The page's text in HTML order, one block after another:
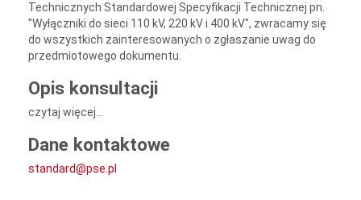
Technicznych Standardowej Specyfikacji Technicznej pn.
"Wyłączniki do sieci 110 kV, 220 kV i 400 kV", zwracamy się
do wszystkich zainteresowanych o zgłaszanie uwag do
przedmiotowego dokumentu.
Opis konsultacji
czytaj więcej...
Dane kontaktowe
standard@pse.pl